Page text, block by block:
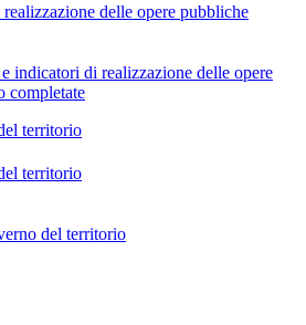
delle opere pubbliche
indicatori di realizzazione delle opere
completate
territorio
territorio
del territorio